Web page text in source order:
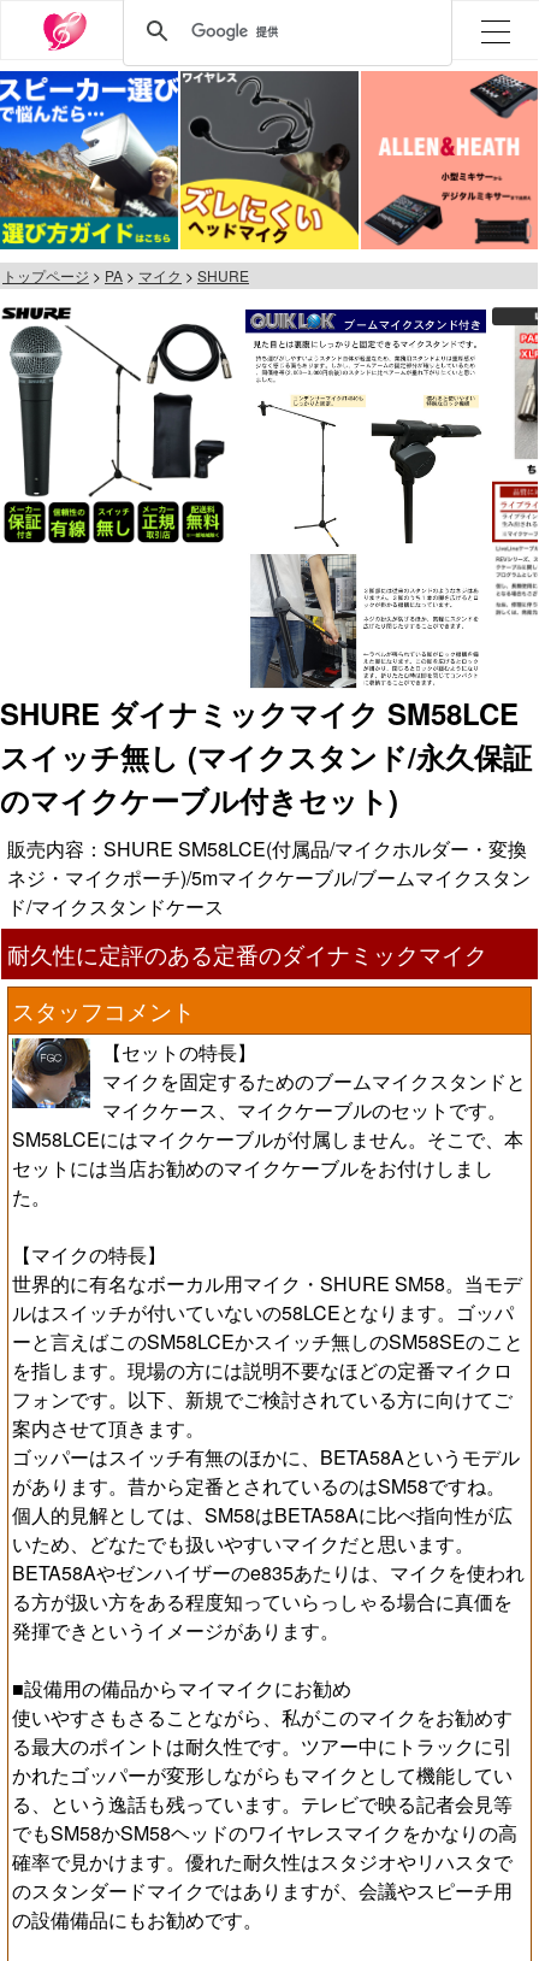
トップページ PA マイク SHURE
SHURE ダイナミックマイク SM58LCE
スイッチ無し (マイクスタンド/永久保証
のマイクケーブル付きセット)
販売内容：SHURE SM58LCE(付属品/マイクホルダー・変換
ネジ・マイクポーチ)/5mマイクケーブル/ブームマイクスタン
ド/マイクスタンドケース
耐久性に定評のある定番のダイナミックマイク
スタッフコメント
【セットの特長】
マイクを固定するためのブームマイクスタンドと
マイクケース、マイクケーブルのセットです。
SM58LCEにはマイクケーブルが付属しません。そこで、本
セットには当店お勧めのマイクケーブルをお付けしまし
た。
【マイクの特長】
世界的に有名なボーカル用マイク・SHURE SM58。当モデ
ルはスイッチが付いていないの58LCEとなります。ゴッパ
ーと言えばこのSM58LCEかスイッチ無しのSM58SEのこと
を指します。現場の方には説明不要なほどの定番マイクロ
フォンです。以下、新規でご検討されている方に向けてご
案内させて頂きます。
ゴッパーはスイッチ有無のほかに、BETA58Aというモデル
があります。昔から定番とされているのはSM58ですね。
個人的見解としては、SM58はBETA58Aに比べ指向性が広
いため、どなたでも扱いやすいマイクだと思います。
BETA58Aやゼンハイザーのe835あたりは、マイクを使われ
る方が扱い方をある程度知っていらっしゃる場合に真価を
発揮できというイメージがあります。
■設備用の備品からマイマイクにお勧め
使いやすさもさることながら、私がこのマイクをお勧めす
る最大のポイントは耐久性です。ツアー中にトラックに引
かれたゴッパーが変形しながらもマイクとして機能してい
る、という逸話も残っています。テレビで映る記者会見等
でもSM58かSM58ヘッドのワイヤレスマイクをかなりの高
確率で見かけます。優れた耐久性はスタジオやリハスタで
のスタンダードマイクではありますが、会議やスピーチ用
の設備備品にもお勧めです。